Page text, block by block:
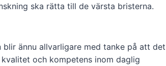
ska rätta till de värsta bristerna.
ännu allvarligare med tanke på att det
och kompetens inom daglig